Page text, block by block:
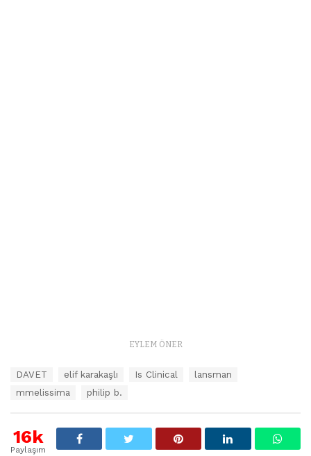
EYLEM ÖNER
t
l
DAVET elif karakaşlı Is Clinical
lansman
mmelissima
philip b.
16k
Paylaşım